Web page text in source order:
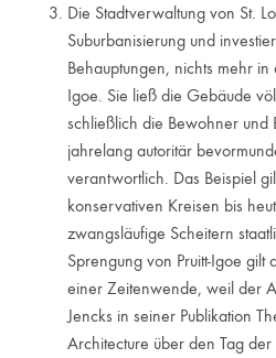
Die Stadtverwaltung von St.
Suburbanisierung und
Behauptungen, nichts mehr in
Igoe. Sie ließ die Gebäude
schließlich die Bewohner und
jahrelang autoritär
verantwortlich. Das Beispiel
konservativen Kreisen bis
zwangsläufige Scheitern
Sprengung von Pruitt-Igoe gilt
einer Zeitenwende, weil der
Jencks in seiner Publikation
Architecture über den Tag